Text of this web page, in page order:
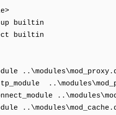
builtin
builtin